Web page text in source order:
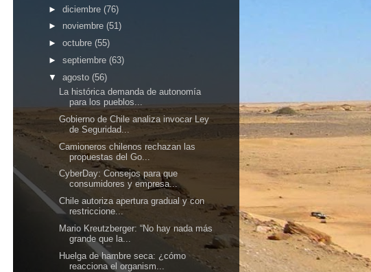
► diciembre (76)
► noviembre (51)
► octubre (55)
► septiembre (63)
▼ agosto (56)
La histórica demanda de autonomía
para los pueblos...
Gobierno de Chile analiza invocar Ley
de Seguridad...
Camioneros chilenos rechazan las
propuestas del Go...
CyberDay: Consejos para que
consumidores y empresa...
Chile autoriza apertura gradual y con
restriccione...
Mario Kreutzberger: “No hay nada más
grande que la...
Huelga de hambre seca: ¿cómo
reacciona el organism...